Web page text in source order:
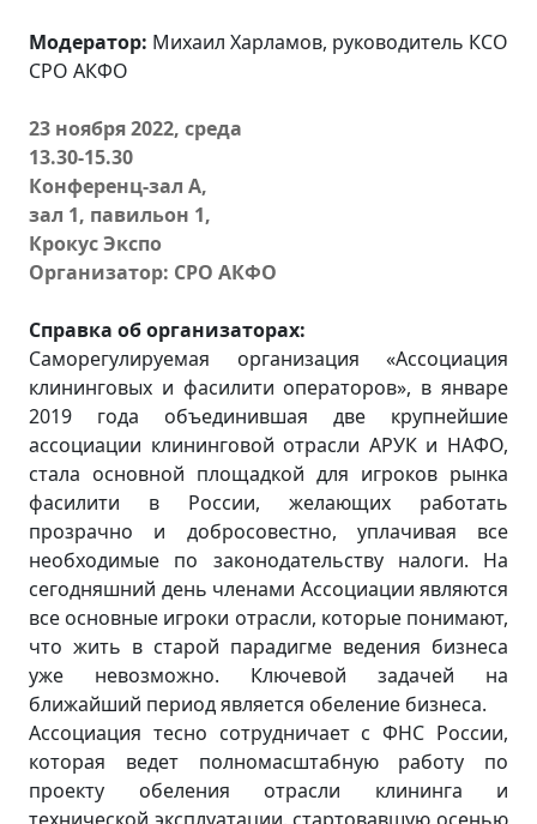
Модератор: Михаил Харламов, руководитель КСО
СРО АКФО
23 ноября 2022, среда
13.30-15.30
Конференц-зал А,
зал 1, павильон 1,
Крокус Экспо
Организатор: СРО АКФО
Справка об организаторах:
Саморегулируемая организация «Ассоциация
клининговых и фасилити операторов», в январе
2019 года объединившая две крупнейшие
ассоциации клининговой отрасли АРУК и НАФО,
стала основной площадкой для игроков рынка
фасилити в России, желающих работать
прозрачно и добросовестно, уплачивая все
необходимые по законодательству налоги. На
сегодняшний день членами Ассоциации являются
все основные игроки отрасли, которые понимают,
что жить в старой парадигме ведения бизнеса
уже невозможно. Ключевой задачей на
ближайший период является обеление бизнеса.
Ассоциация тесно сотрудничает с ФНС России,
которая ведет полномасштабную работу по
проекту обеления отрасли клининга и